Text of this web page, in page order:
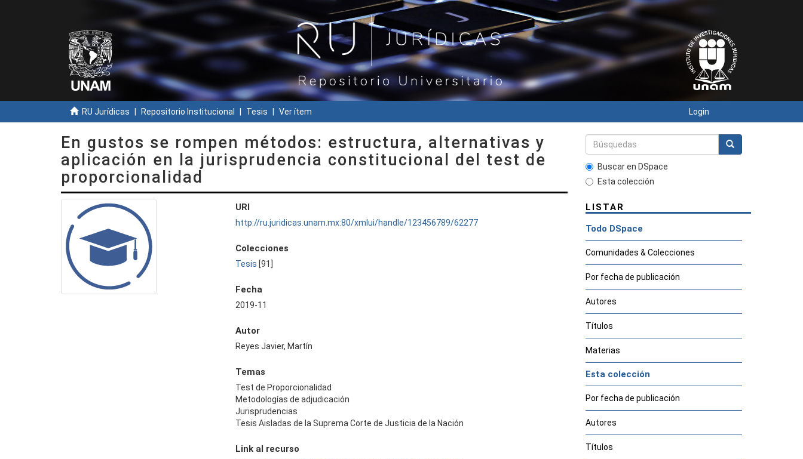
RU Jurídicas Repositorio Institucional Tesis Ver ítem Login
En gustos se rompen métodos: estructura, alternativas y
aplicación en la jurisprudencia constitucional del test de
proporcionalidad
URI
http://ru.juridicas.unam.mx:80/xmlui/handle/123456789/62277
Colecciones
Tesis [91]
Fecha
2019-11
Autor
Reyes Javier, Martín
Temas
Test de Proporcionalidad
Metodologías de adjudicación
Jurisprudencias
Tesis Aisladas de la Suprema Corte de Justicia de la Nación
Link al recurso
Buscar en DSpace
Esta colección
LISTAR
Todo DSpace
Comunidades & Colecciones
Por fecha de publicación
Autores
Títulos
Materias
Esta colección
Por fecha de publicación
Autores
Títulos